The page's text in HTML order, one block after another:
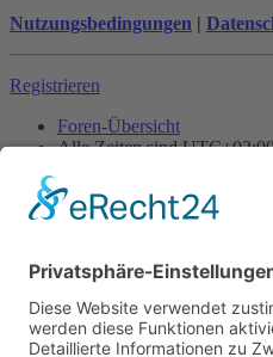
Nutzungsbedingungen |
Registrieren
Foren-Übersicht
Alle Zeiten sind
Powered byphpBB® Forum
Datenschutz |